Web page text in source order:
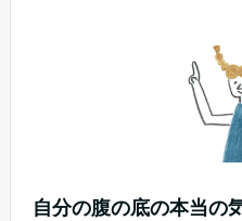
自分の腹の底の本当の